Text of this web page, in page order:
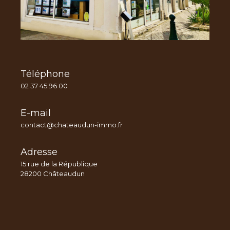
Téléphone
02 37 45 96 00
E-mail
contact@chateaudun-immo.fr
Adresse
15 rue de la République
28200 Châteaudun